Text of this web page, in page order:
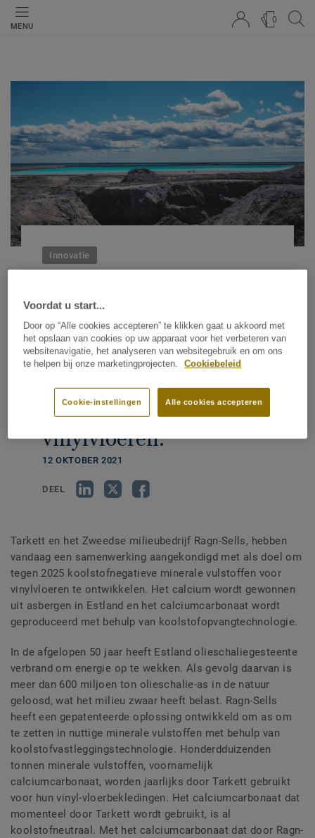
MENU
0
Innovatie
streven ernaar om
Estlandse ashopen tegen
2025 om te vormen tot
koolstofnegatieve
grondstof voor
vinylvloeren.
12 OKTOBER 2021
DEEL
Tarkett en het Zweedse milieubedrijf Ragn-Sells, hebben
vandaag een samenwerking aangekondigd met als doel om
tegen 2025 koolstofnegatieve minerale vulstoffen voor
vinylvloeren te ontwikkelen. Het calcium wordt gewonnen
uit asbergen in Estland en het calciumcarbonaat wordt
geproduceerd met behulp van koolstofopvangtechnologie.
In de afgelopen 50 jaar heeft Estland olieschaliegesteente
verbrand om energie op te wekken. Als gevolg daarvan is
meer dan 600 miljoen ton olieschalie-as in de natuur
geloosd, wat het milieu zwaar heeft belast. Ragn-Sells
heeft een gepatenteerde oplossing ontwikkeld om as om
te zetten in nuttige minerale vulstoffen met behulp van
koolstofvastleggingstechnologie. Honderdduizenden
tonnen minerale vulstoffen, voornamelijk
calciumcarbonaat, worden jaarlijks door Tarkett gebruikt
voor hun vinyl-vloerbekledingen. Het calciumcarbonaat dat
momenteel door Tarkett wordt gebruikt, is al
koolstofneutraal. Met het calciumcarbonaat dat door Ragn-
Voordat u start...
Door op “Alle cookies accepteren” te klikken gaat u akkoord met
het opslaan van cookies op uw apparaat voor het verbeteren van
websitenavigatie, het analyseren van websitegebruik en om ons
te helpen bij onze marketingprojecten.
Cookiebeleid
Alle cookies accepteren
Cookie-instellingen